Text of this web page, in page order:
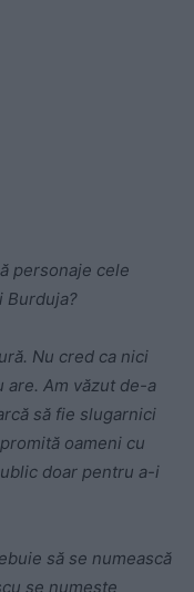
personaje cele
Burduja?
Nu cred ca nici
are. Am văzut de-a
să fie slugarnici
oameni cu
doar pentru a-i
să se numească
se numește